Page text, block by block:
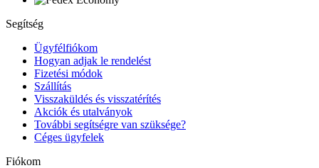
Segítség
Ügyfélfiókom
Hogyan adjak le rendelést
Fizetési módok
Szállítás
Visszaküldés és visszatérítés
Akciók és utalványok
További segítségre van szüksége?
Céges ügyfelek
Fiókom